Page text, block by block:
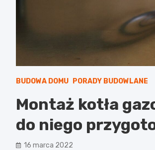
BUDOWA DOMU PORADY BUDOWLANE
Montaż kotła
do niego
16 marca 2022